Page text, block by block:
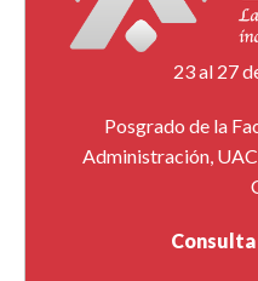
23 al 27
Posgrado de la
Administración,